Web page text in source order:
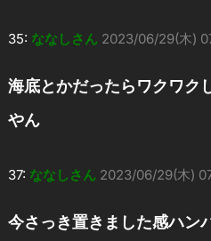
35: ななしさん 2023/06/29(木)
海底とかだったらワクワク
やん
37: ななしさん 2023/06/29(木)
今さっき置きました感ハン